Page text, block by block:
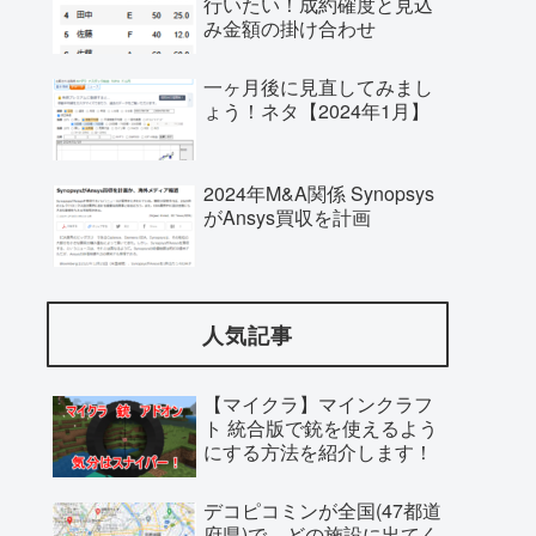
み金額の掛け合わせ
一ヶ月後に見直してみまし
ょう！ネタ【2024年1月】
2024年M&A関係 Synopsys
がAnsys買収を計画
人気記事
【マイクラ】マインクラフ
ト 統合版で銃を使えるよう
にする方法を紹介します！
デコピコミンが全国(47都道